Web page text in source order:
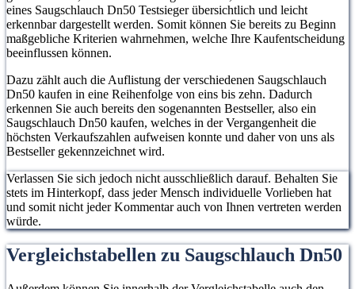
eines Saugschlauch Dn50 Testsieger übersichtlich und leicht
erkennbar dargestellt werden. Somit können Sie bereits zu Beginn
maßgebliche Kriterien wahrnehmen, welche Ihre Kaufentscheidung
beeinflussen können.
Dazu zählt auch die Auflistung der verschiedenen Saugschlauch
Dn50 kaufen in eine Reihenfolge von eins bis zehn. Dadurch
erkennen Sie auch bereits den sogenannten Bestseller, also ein
Saugschlauch Dn50 kaufen, welches in der Vergangenheit die
höchsten Verkaufszahlen aufweisen konnte und daher von uns als
Bestseller gekennzeichnet wird.
Verlassen Sie sich jedoch nicht ausschließlich darauf. Behalten Sie
stets im Hinterkopf, dass jeder Mensch individuelle Vorlieben hat
und somit nicht jeder Kommentar auch von Ihnen vertreten werden
würde.
Vergleichstabellen zu Saugschlauch Dn50